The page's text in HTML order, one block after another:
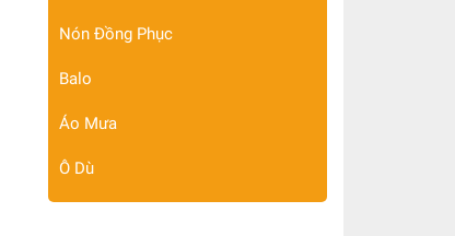
Nón Đồng Phục
Balo
Áo Mưa
Ô Dù